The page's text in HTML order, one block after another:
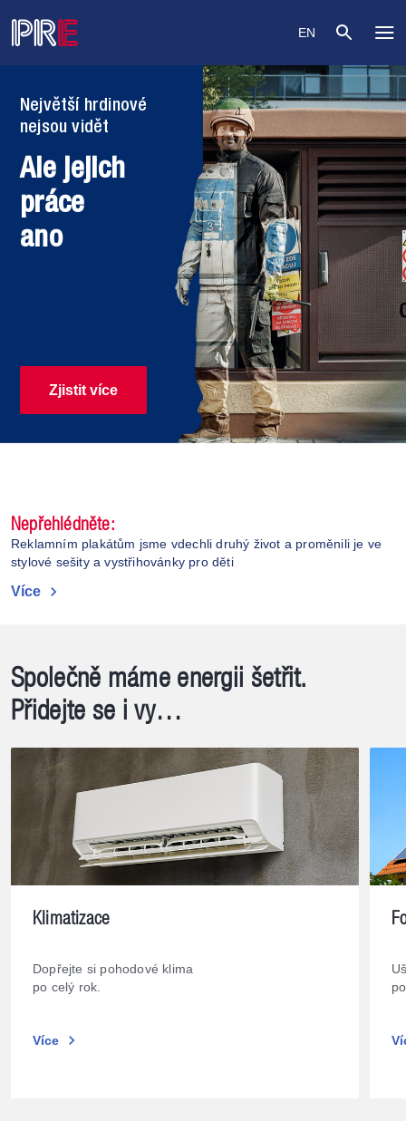
EN
Největší hrdinové
nejsou vidět
Ale jejich
práce
ano
Zjistit více
o
Nepřehlédněte:
Reklamním plakátům jsme vdechli druhý život a proměnili je ve
stylové sešity a vystřihovánky pro děti
Více chevron_right
Společně máme energii šetřit.
Přidejte se i vy…
Klimatizace
Dopřejte si pohodové klima
po celý rok.
Více chevron_right